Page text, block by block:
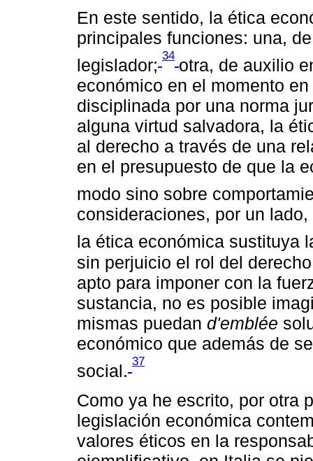
En este sentido, la ética
principales funciones: una,
legislador;
34
otra, de auxilio
económico en el momento
disciplinada por una norma
alguna virtud salvadora, la
al derecho a través de una
en el presupuesto de que la
modo sino sobre
consideraciones, por un
la ética económica sustituya
sin perjuicio el rol del
apto para imponer con la
sustancia, no es posible
mismas puedan d'emblée
económico que además de
social.
37
Como ya he escrito, por otra
legislación económica
valores éticos en la